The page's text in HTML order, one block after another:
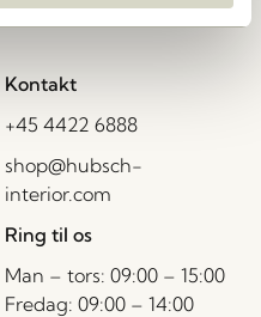
Kontakt
+45 4422 6888
shop@hubsch-
interior.com
Ring til os
Man – tors: 09:00 – 15:00
Fredag: 09:00 – 14:00